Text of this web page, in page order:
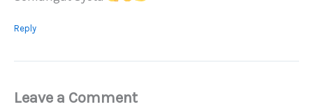
Reply
Leave a Comment